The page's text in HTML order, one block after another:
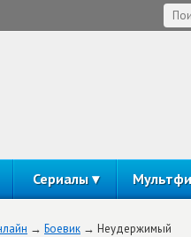
Сериалы
Боевик Неудержимый